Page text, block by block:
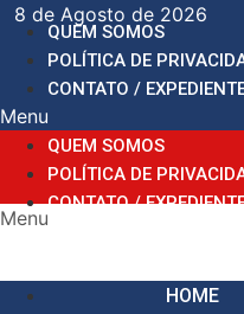
para
conteúdo
8 de Agosto de 2026
QUEM SOMOS
POLÍTICA DE
CONTATO /
Menu
QUEM SOMOS
POLÍTICA DE
CONTATO /
Menu
HOME